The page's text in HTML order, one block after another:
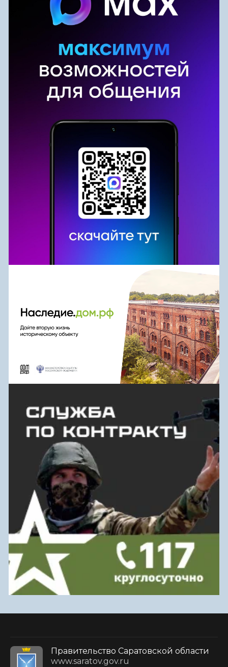
Правительство Саратовской области
www.saratov.gov.ru